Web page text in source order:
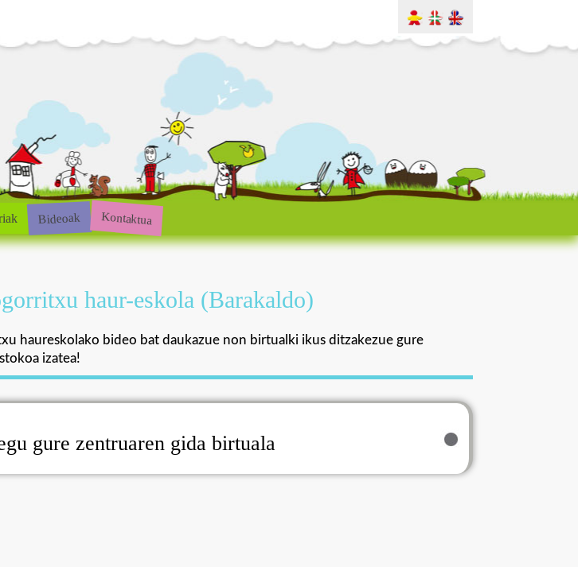
Bideoak Kontaktua
haur-eskola (Barakaldo)
haureskolako bideo bat daukazue non birtualki ikus ditzakezue gure
izatea!
gure zentruaren gida birtuala